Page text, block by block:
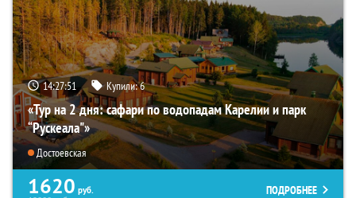
14:27:50 Купили:6
«Тур на 2 дня: сафари по водопадам Карелии и парк
“Рускеала"»
Достоевская
1620 руб.
ПОДРОБНЕЕ